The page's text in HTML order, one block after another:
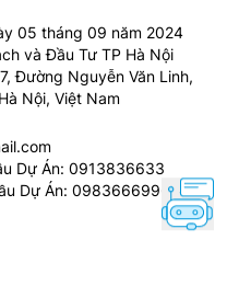
05 tháng 09 năm 2024
và Đầu Tư TP Hà Nội
Đường Nguyễn Văn Linh,
Nội, Việt Nam
Dự Án: 0913836633
Dự Án: 0983666996